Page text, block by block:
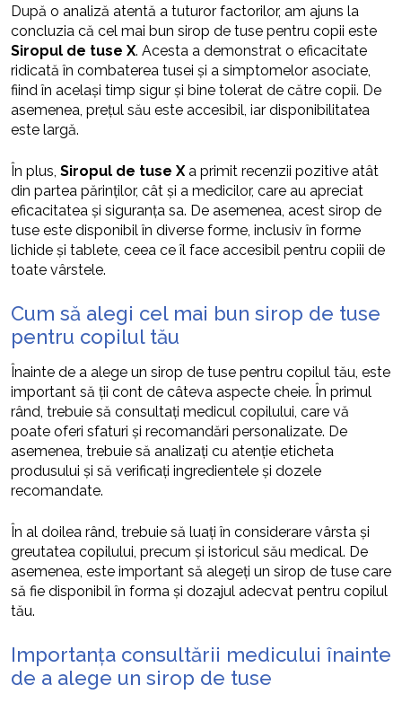
După o analiză atentă a tuturor factorilor, am ajuns la
concluzia că cel mai bun sirop de tuse pentru copii este
Siropul de tuse X. Acesta a demonstrat o eficacitate
ridicată în combaterea tusei și a simptomelor asociate,
fiind în același timp sigur și bine tolerat de către copii. De
asemenea, prețul său este accesibil, iar disponibilitatea
este largă.
În plus, Siropul de tuse Xa primit recenzii pozitive atât
din partea părinților, cât și a medicilor, care au apreciat
eficacitatea și siguranța sa. De asemenea, acest sirop de
tuse este disponibil în diverse forme, inclusiv în forme
lichide și tablete, ceea ce îl face accesibil pentru copiii de
toate vârstele.
Cum să alegi cel mai bun sirop de tuse
pentru copilul tău
Înainte de a alege un sirop de tuse pentru copilul tău, este
important să ții cont de câteva aspecte cheie. În primul
rând, trebuie să consultați medicul copilului, care vă
poate oferi sfaturi și recomandări personalizate. De
asemenea, trebuie să analizați cu atenție eticheta
produsului și să verificați ingredientele și dozele
recomandate.
În al doilea rând, trebuie să luați în considerare vârsta și
greutatea copilului, precum și istoricul său medical. De
asemenea, este important să alegeți un sirop de tuse care
să fie disponibil în forma și dozajul adecvat pentru copilul
tău.
Importanța consultării medicului înainte
de a alege un sirop de tuse